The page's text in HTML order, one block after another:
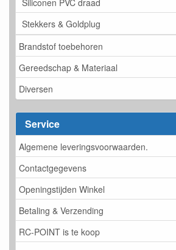
Stekkers & Goldplug
Brandstof toebehoren
Gereedschap & Materiaal
Diversen
Service
Algemene leveringsvoorwaarden.
Contactgegevens
Openingstijden Winkel
Betaling & Verzending
RC-POINT is te koop